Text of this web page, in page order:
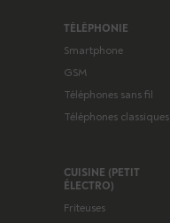
TÉLÉPHONIE
Smartphone
GSM
Téléphones sans fil
Téléphones classiques
CUISINE (PETIT
ÉLECTRO)
Friteuses